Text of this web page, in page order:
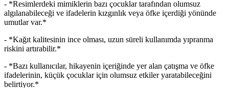
- *Resimlerdeki mimiklerin bazı çocuklar tarafından olumsuz
algılanabileceği ve ifadelerin kızgınlık veya öfke içerdiği yönünde
umutlar var.*
- *Kağıt kalitesinin ince olması, uzun süreli kullanımda yıpranma
riskini artırabilir.*
- *Bazı kullanıcılar, hikayenin içeriğinde yer alan çatışma ve öfke
ifadelerinin, küçük çocuklar için olumsuz etkiler yaratabileceğini
belirtiyor.*